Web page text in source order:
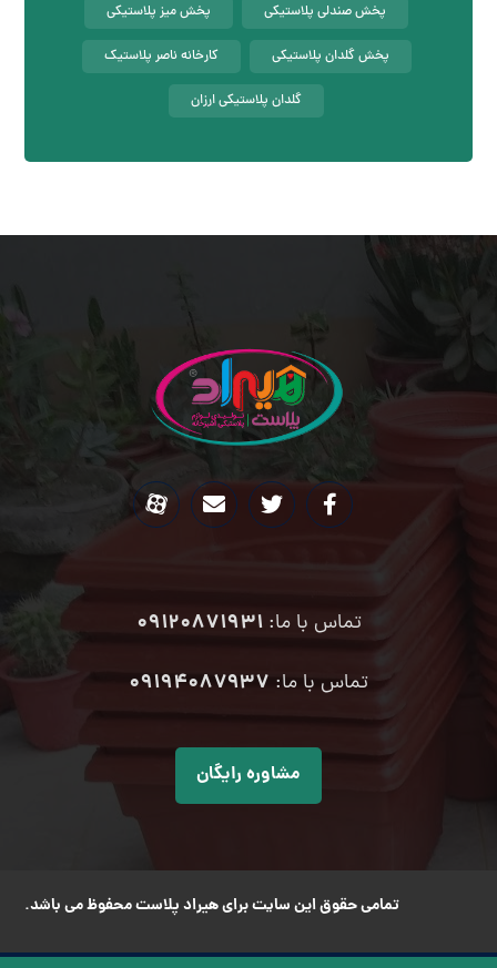
پخش صندلی پلاستیکی پخش میز پلاستیکی
پخش گلدان پلاستیکی کارخانه ناصر پلاستیک
گلدان پلاستیکی ارزان
تماس با ما:09120871931
تماس با ما: ۰۹۱۹۴۰۸۷۹۳۷
مشاوره رایگان
تمامی حقوق این سایت برای هیراد پلاست محفوظ می باشد.